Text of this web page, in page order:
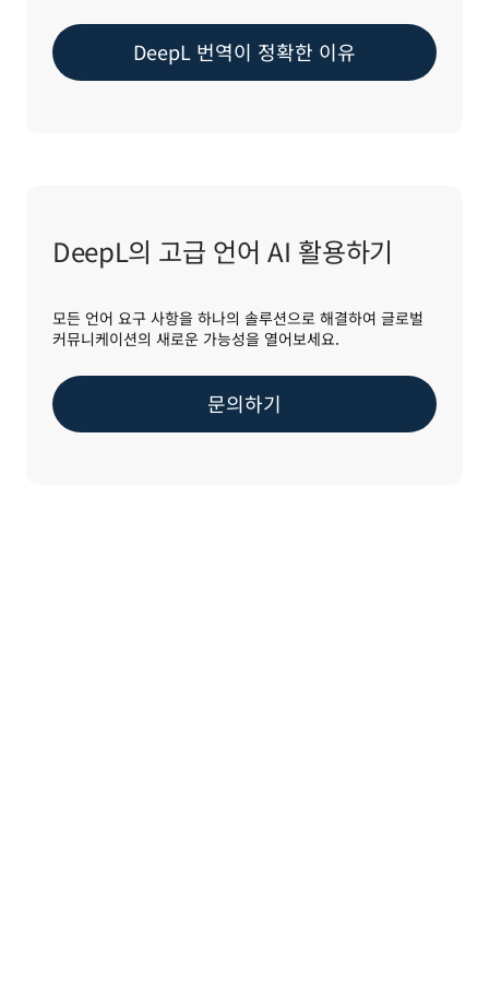
DeepL 번역이 정확한 이유
DeepL의 고급 언어 AI 활용하기
모든 언어 요구 사항을 하나의 솔루션으로 해결하여 글로벌
커뮤니케이션의 새로운 가능성을 열어보세요.
문의하기